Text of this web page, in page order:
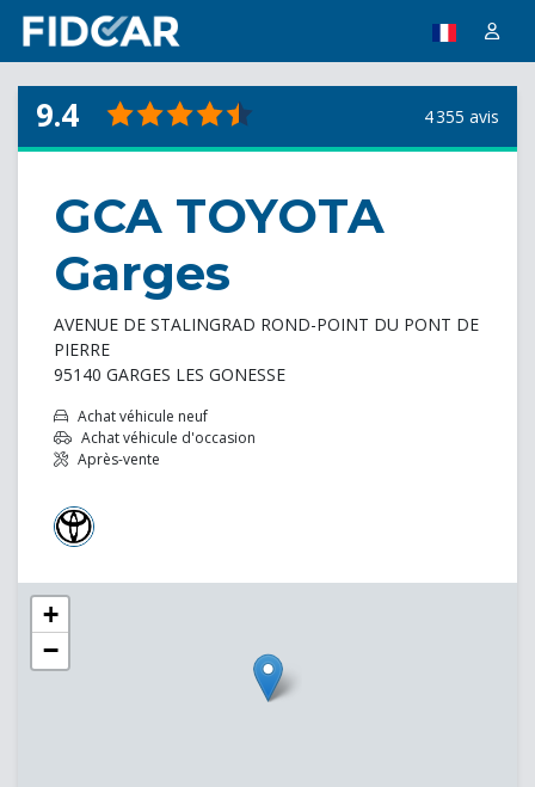
9.4 4 355 avis
GCA TOYOTA
Garges
AVENUE DE STALINGRAD ROND-POINT DU PONT DE
PIERRE
95140 GARGES LES GONESSE
Achat véhicule neuf
Achat véhicule d'occasion
Après-vente
+
−